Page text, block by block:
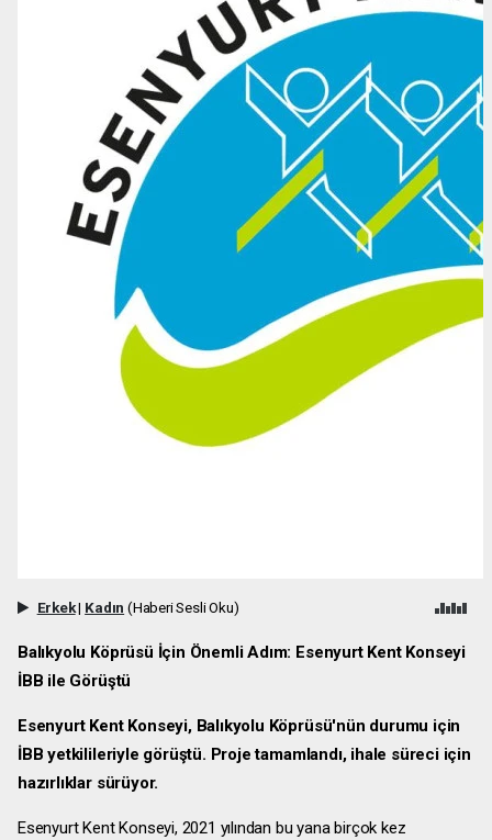
Erkek| Kadın (Haberi Sesli Oku)
Balıkyolu Köprüsü İçin Önemli Adım: Esenyurt Kent Konseyi
İBB ile Görüştü
Esenyurt Kent Konseyi, Balıkyolu Köprüsü'nün durumu için
İBB yetkilileriyle görüştü. Proje tamamlandı, ihale süreci için
hazırlıklar sürüyor.
Esenyurt Kent Konseyi, 2021 yılından bu yana birçok kez